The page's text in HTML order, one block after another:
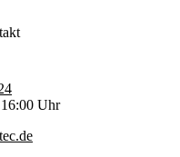
Uhr